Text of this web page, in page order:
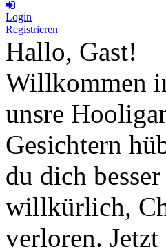
Login
Registrieren
Hallo, Gast!
Willkommen
unsre
Gesichtern
du dich
willkürlich,
verloren.